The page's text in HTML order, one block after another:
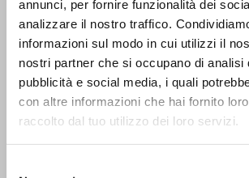
annunci, per fornire funzionalità dei
analizzare il nostro traffico.
informazioni sul modo in cui utilizzi il
nostri partner che si occupano di analisi
pubblicità e social media, i quali
con altre informazioni che hai fornito
raccolto dal tuo utilizzo dei loro servizi.